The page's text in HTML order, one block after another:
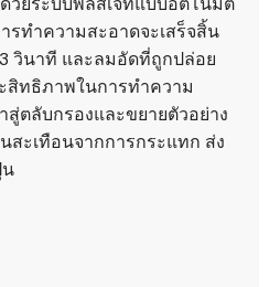
รทำความสะอาดจะเสร็จสิ้น
วินาที และลมอัดที่ถูกปล่อย
ทธิภาพในการทำความ
สู่ตลับกรองและขยายตัวอย่าง
สะเทือนจากการกระแทก ส่ง
น